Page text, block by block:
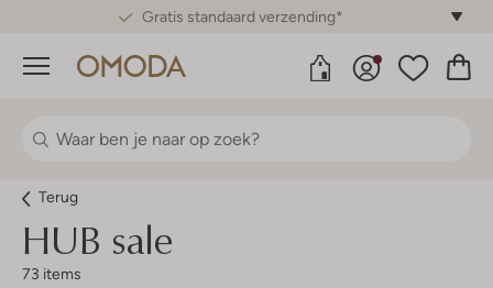
Gratis standaard verzending*
Menu
Terug
HUB sale
73 items